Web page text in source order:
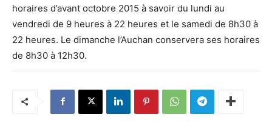
horaires d’avant octobre 2015 à savoir du lundi au
vendredi de 9 heures à 22 heures et le samedi de 8h30 à
22 heures. Le dimanche l’Auchan conservera ses horaires
de 8h30 à 12h30.